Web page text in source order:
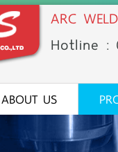
ARC
Hotline :
ABOUT US